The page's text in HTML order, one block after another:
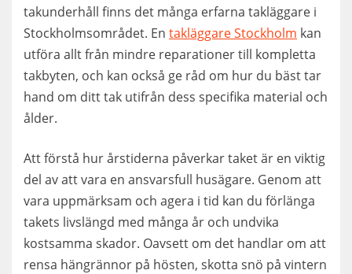
takunderhåll finns det många erfarna takläggare i
Stockholmsområdet. En takläggare Stockholm kan
utföra allt från mindre reparationer till kompletta
takbyten, och kan också ge råd om hur du bäst tar
hand om ditt tak utifrån dess specifika material och
ålder.
Att förstå hur årstiderna påverkar taket är en viktig
del av att vara en ansvarsfull husägare. Genom att
vara uppmärksam och agera i tid kan du förlänga
takets livslängd med många år och undvika
kostsamma skador. Oavsett om det handlar om att
rensa hängrännor på hösten, skotta snö på vintern